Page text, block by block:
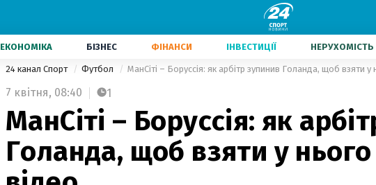
ЕКОНОМІКА БІЗНЕС ФІНАНСИ ІНВЕСТИЦІЇ НЕРУХОМІСТЬ
24 канал Спорт Футбол МанСіті – Боруссія: як арбітр зупинив Голанда, щоб взяти
7 квітня, 08:40 1
МанСіті – Боруссія: як
Голанда, щоб взяти у